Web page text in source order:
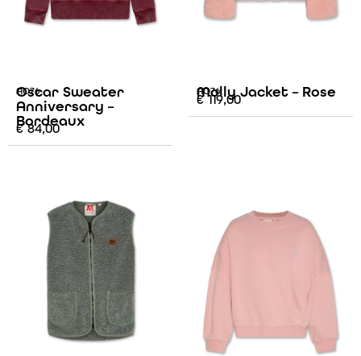
AO76
Oscar Sweater
Anniversary –
Bordeaux
€84,00
AO76
Molly Jacket – Rose
€119,00